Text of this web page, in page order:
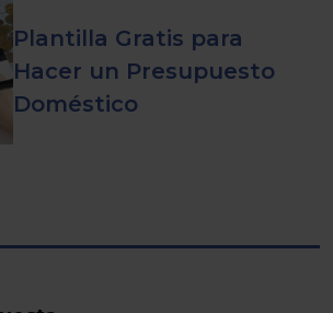
Plantilla Gratis para
Hacer un Presupuesto
Doméstico